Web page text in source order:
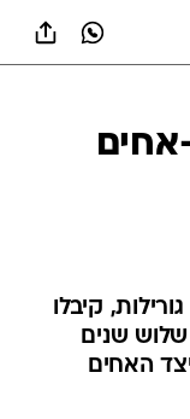
אחים
קיבלו
שנים
האחים